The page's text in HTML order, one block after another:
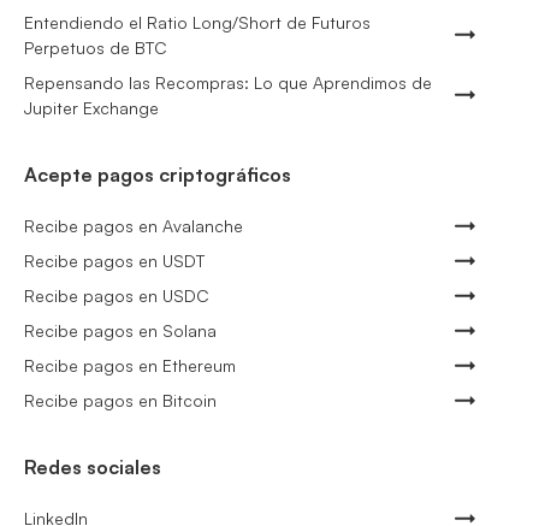
Entendiendo el Ratio Long/Short de Futuros
Perpetuos de BTC
Repensando las Recompras: Lo que Aprendimos de
Jupiter Exchange
Acepte pagos criptográficos
Recibe pagos en Avalanche
Recibe pagos en USDT
Recibe pagos en USDC
Recibe pagos en Solana
Recibe pagos en Ethereum
Recibe pagos en Bitcoin
Redes sociales
LinkedIn